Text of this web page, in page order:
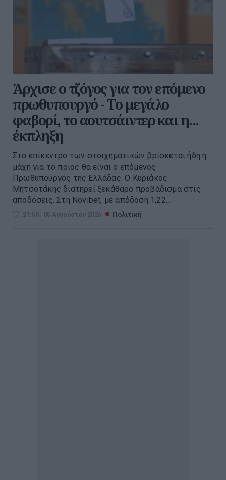
Άρχισε ο τζόγος για τον επόμενο
πρωθυπουργό - Το μεγάλο
φαβορί, το αουτσάιντερ και η...
έκπληξη
Στο επίκεντρο των στοιχηματικών βρίσκεται ήδη η
μάχη για το ποιος θα είναι ο επόμενος
Πρωθυπουργός της Ελλάδας. Ο Κυριάκος
Μητσοτάκης διατηρεί ξεκάθαρο προβάδισμα στις
αποδόσεις. Στη Novibet, με απόδοση 1,22...
21:50 | 05 Αυγούστου 2026 Πολιτική